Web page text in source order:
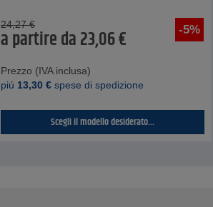
-5%
24,27 €
a partire da23,06€
Prezzo (IVA inclusa)
piú 13,30 € spese di spedizione
Scegli il modello desiderato...